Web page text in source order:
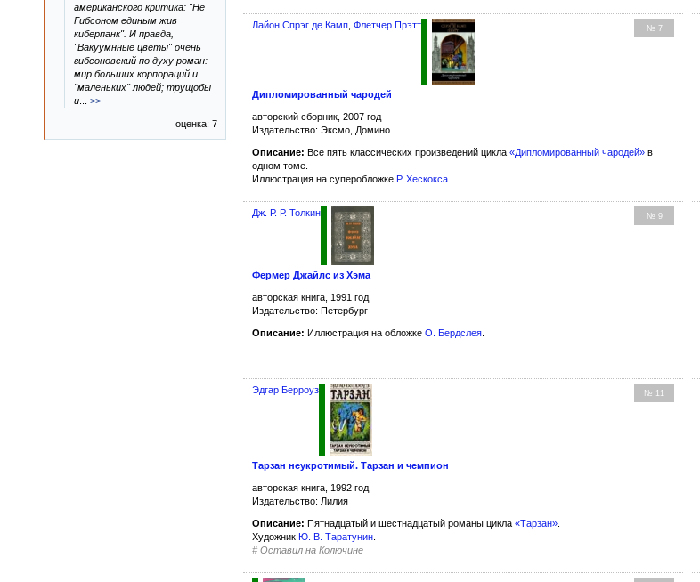
№ 7
Лайон Спрэг де Камп Флетчер Прэтт
Дипломированный чародей
авторский сборник, 2007 год
Издательство: Эксмо, Домино
Описание: Все пять классических произведений цикла «Дипломированный чародей» в
одном томе.
Иллюстрация на суперобложке Р. Хескокса
№ 9
Дж. Р. Р. Толкин
Фермер Джайлс из Хэма
авторская книга, 1991 год
Издательство: Петербург
Описание: Иллюстрация на обложке О. Бердслея
№ 11
Эдгар Берроуз
Тарзан неукротимый. Тарзан и чемпион
авторская книга, 1992 год
Издательство: Лилия
Описание: Пятнадцатый и шестнадцатый романы цикла «Тарзан»
Художник Ю. В. Таратунин
# Оставил на Колючине
американского критика: "Не
Гибсоном единым жив
киберпанк". И правда,
"Вакуумнные цветы" очень
гибсоновский по духу роман:
мир больших корпораций и
"маленьких" людей; трущобы
и
>>
оценка: 7